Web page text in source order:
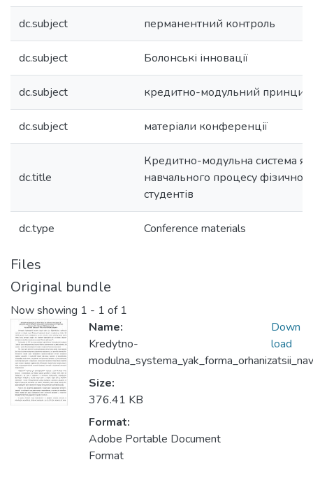
dc.subject перманентний контроль
dc.subject Болонські інновації
dc.subject кредитно-модульний принцип
dc.subject матеріали конференції
dc.title
Кредитно-модульна система як
навчального процесу
студентів
dc.type Conference materials
Files
Original bundle
Now showing 1 - 1 of 1
Name:
Kredytno-
Size:
376.41 KB
Format:
Adobe Portable Document
Format
Down
load